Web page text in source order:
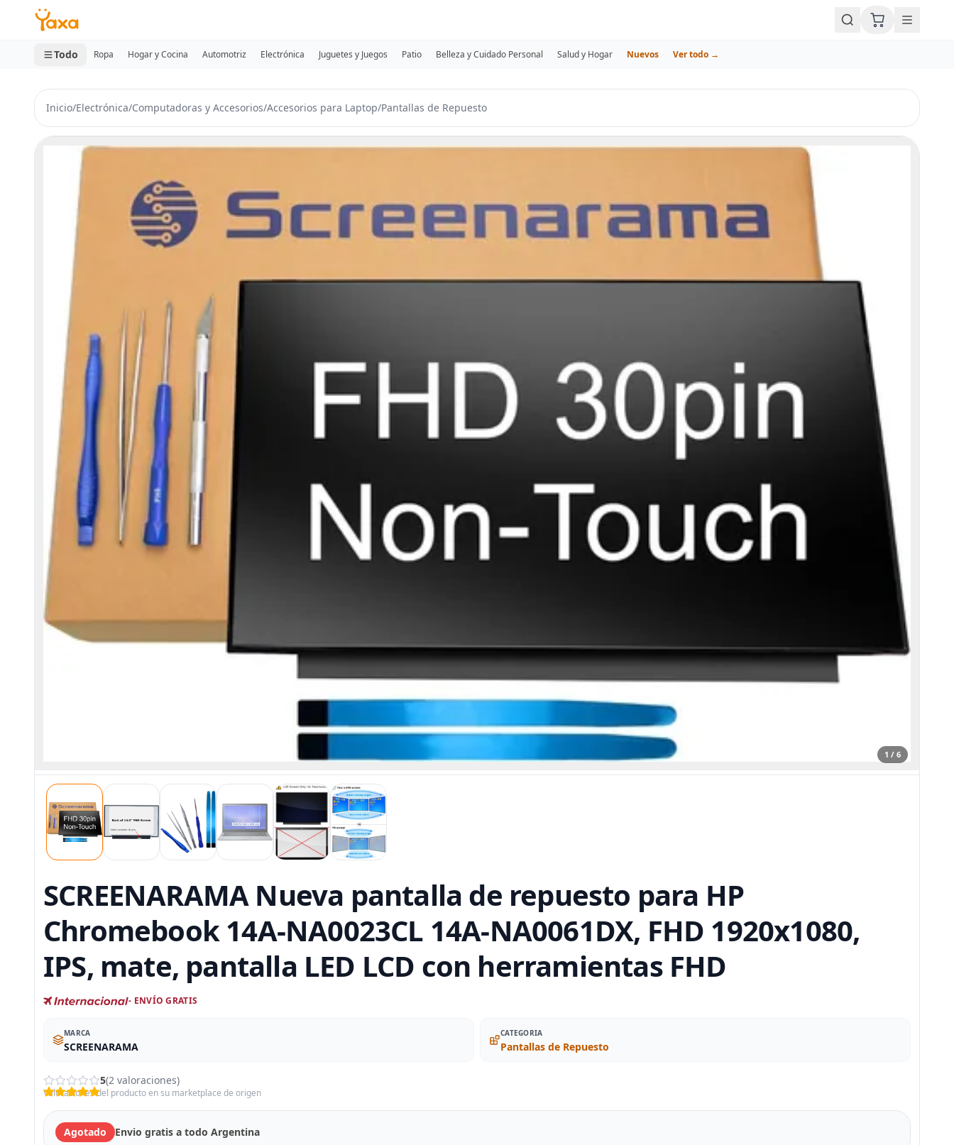
MINI CARRITO
0 productos
Todo Ropa Hogar y Cocina Automotriz Electrónica Juguetes y Juegos Patio Belleza y Cuidado Personal Salud y Hogar Nuevos Ver todo →
Inicio/Electrónica/Computadoras y Accesorios/Accesorios para Laptop/Pantallas de Repuesto
1 / 6
SCREENARAMA Nueva pantalla de repuesto para HP
Chromebook 14A-NA0023CL 14A-NA0061DX, FHD 1920x1080,
IPS, mate, pantalla LED LCD con herramientas FHD
- ENVÍO GRATIS
MARCA
SCREENARAMA
CATEGORIA
Pantallas de Repuesto
5(2 valoraciones)
Valoraciones del producto en su marketplace de origen
Agotado Envio gratis a todo Argentina